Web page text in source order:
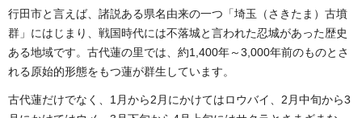
行田市と言えば、諸説ある県名由来の一つ「埼玉（さきたま）古墳
群」にはじまり、戦国時代には不落城と言われた忍城があった歴史
ある地域です。古代蓮の里では、約1,400年～3,000年前のものとさ
れる原始的形態をもつ蓮が群生しています。
古代蓮だけでなく、1月から2月にかけてはロウバイ、2月中旬から3